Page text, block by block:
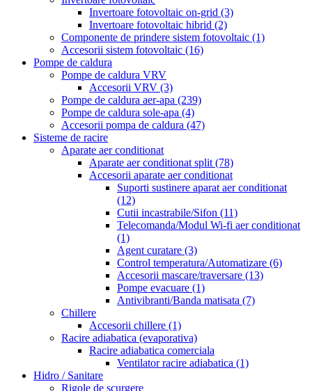
Invertoare fotovoltaic on-grid (3)
Invertoare fotovoltaic hibrid (2)
Componente de prindere sistem fotovoltaic (1)
Accesorii sistem fotovoltaic (16)
Pompe de caldura
Pompe de caldura VRV
Accesorii VRV (3)
Pompe de caldura aer-apa (239)
Pompe de caldura sole-apa (4)
Accesorii pompa de caldura (47)
Sisteme de racire
Aparate aer conditionat
Aparate aer conditionat split (78)
Accesorii aparate aer conditionat
Suporti sustinere aparat aer conditionat
(12)
Cutii incastrabile/Sifon (11)
Telecomanda/Modul Wi-fi aer conditionat
(1)
Agent curatare (3)
Control temperatura/Automatizare (6)
Accesorii mascare/traversare (13)
Pompe evacuare (1)
Antivibranti/Banda matisata (7)
Chillere
Accesorii chillere (1)
Racire adiabatica (evaporativa)
Racire adiabatica comerciala
Ventilator racire adiabatica (1)
Hidro / Sanitare
Rigole de scurgere